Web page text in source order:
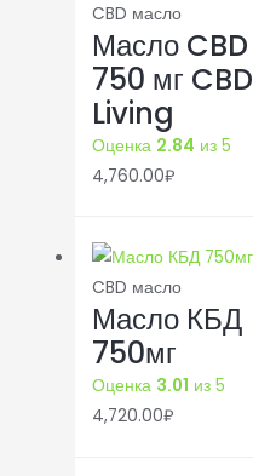
CBD масло
Масло CBD
750 мг CBD
Living
Оценка 2.84 из 5
4,760.00₽
CBD масло
Масло КБД
750мг
Оценка 3.01 из 5
4,720.00₽